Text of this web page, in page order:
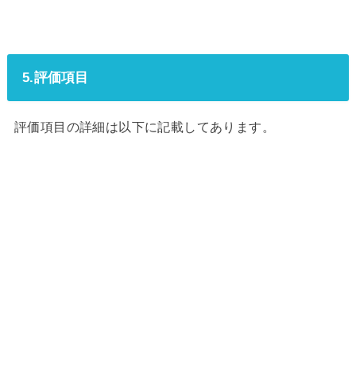
5.評価項目
評価項目の詳細は以下に記載してあります。